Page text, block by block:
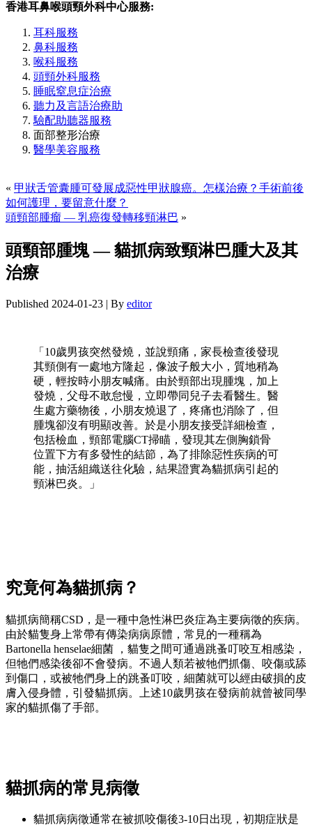
香港耳鼻喉頭頸外科中心服務:
耳科服務
鼻科服務
喉科服務
頭頸外科服務
睡眠窒息症治療
聽力及言語治療助
驗配助聽器服務
面部整形治療
醫學美容服務
« 甲狀舌管囊腫可發展成惡性甲狀腺癌。怎樣治療？手術前後
如何護理，要留意什麼？
頭頸部腫瘤 — 乳癌復發轉移頸淋巴 »
頭頸部腫塊 — 貓抓病致頸淋巴腫大及其
治療
Published 2024-01-23 | By editor
「10歲男孩突然發燒，並說頸痛，家長檢查後發現
其頸側有一處地方隆起，像波子般大小，質地稍為
硬，輕按時小朋友喊痛。由於頸部出現腫塊，加上
發燒，父母不敢怠慢，立即帶同兒子去看醫生。醫
生處方藥物後，小朋友燒退了，疼痛也消除了，但
腫塊卻沒有明顯改善。於是小朋友接受詳細檢查，
包括檢血，頸部電腦CT掃瞄，發現其左側胸鎖骨
位置下方有多發性的結節，為了排除惡性疾病的可
能，抽活組織送往化驗，結果證實為貓抓病引起的
頸淋巴炎。」
究竟何為貓抓病？
貓抓病簡稱CSD，是一種中急性淋巴炎症為主要病徵的疾病。
由於貓隻身上常帶有傳染病病原體，常見的一種稱為
Bartonella henselae細菌 ，貓隻之間可通過跳蚤叮咬互相感染，
但牠們感染後卻不會發病。不過人類若被牠們抓傷、咬傷或舔
到傷口，或被牠們身上的跳蚤叮咬，細菌就可以經由破損的皮
膚入侵身體，引發貓抓病。上述10歲男孩在發病前就曾被同學
家的貓抓傷了手部。
貓抓病的常見病徵
貓抓病病徵通常在被抓咬傷後3-10日出現，初期症狀是